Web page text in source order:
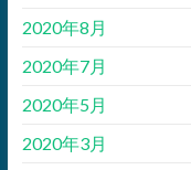
2020年8月
2020年7月
2020年5月
2020年3月